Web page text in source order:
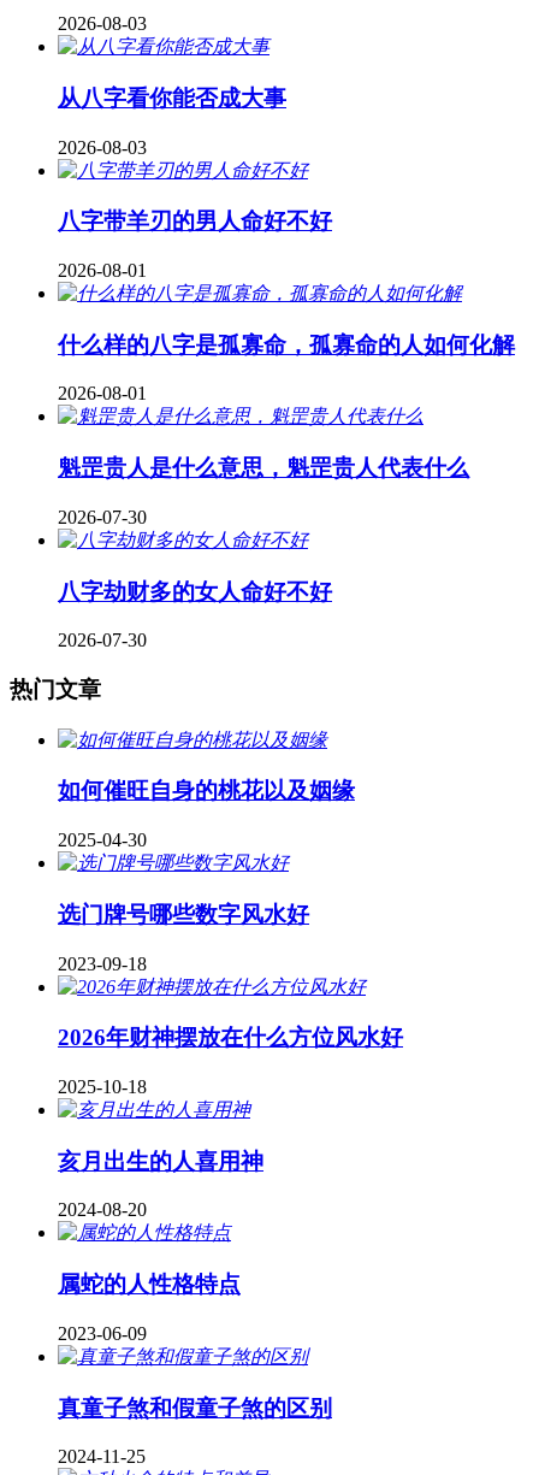
2026-08-03
从八字看你能否成大事
2026-08-03
八字带羊刃的男人命好不好
2026-08-01
什么样的八字是孤寡命，孤寡命的人如何化解
2026-08-01
魁罡贵人是什么意思，魁罡贵人代表什么
2026-07-30
八字劫财多的女人命好不好
2026-07-30
热门文章
如何催旺自身的桃花以及姻缘
2025-04-30
​选门牌号哪些数字风水好
2023-09-18
2026年财神摆放在什么方位风水好
2025-10-18
亥月出生的人喜用神
2024-08-20
属蛇的人性格特点
2023-06-09
真童子煞和假童子煞的区别
2024-11-25